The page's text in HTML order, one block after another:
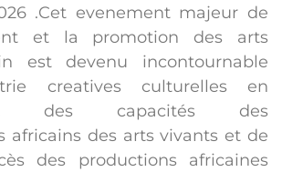
.Cet evenement majeur de
et la promotion des arts
est devenu incontournable
creatives culturelles en
des capacités des
africains des arts vivants et de
des productions africaines